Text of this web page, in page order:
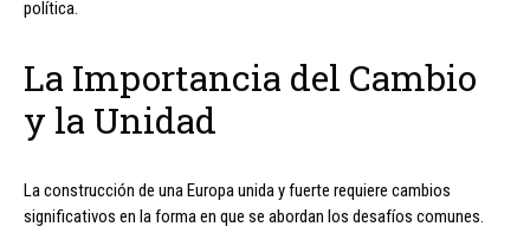
política.
La Importancia del Cambio
y la Unidad
La construcción de una Europa unida y fuerte requiere cambios
significativos en la forma en que se abordan los desafíos comunes.